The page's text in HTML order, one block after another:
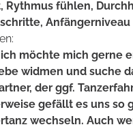
Rythmus fühlen,
Anfängerniveau
möchte mich gerne
widmen und suche
der ggf.
gefällt es uns so
wechseln. Auch